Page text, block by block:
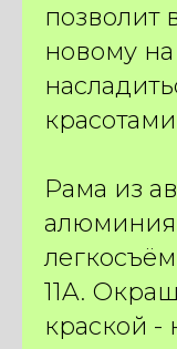
позволит
новому
Рама из
алюминия
11A.
краской